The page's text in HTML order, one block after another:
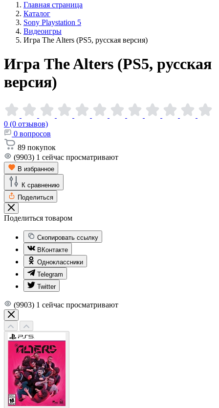
Главная страница
Каталог
Sony Playstation 5
Видеоигры
Игра The Alters (PS5, русская версия)
Игра The Alters (PS5, русская
версия)
0 (0 отзывов)
0 вопросов
89 покупок
(9903) 1 сейчас просматривают
В избранное
К сравнению
Поделиться
Поделиться товаром
Скопировать ссылку
ВКонтакте
Одноклассники
Telegram
Twitter
(9903) 1 сейчас просматривают